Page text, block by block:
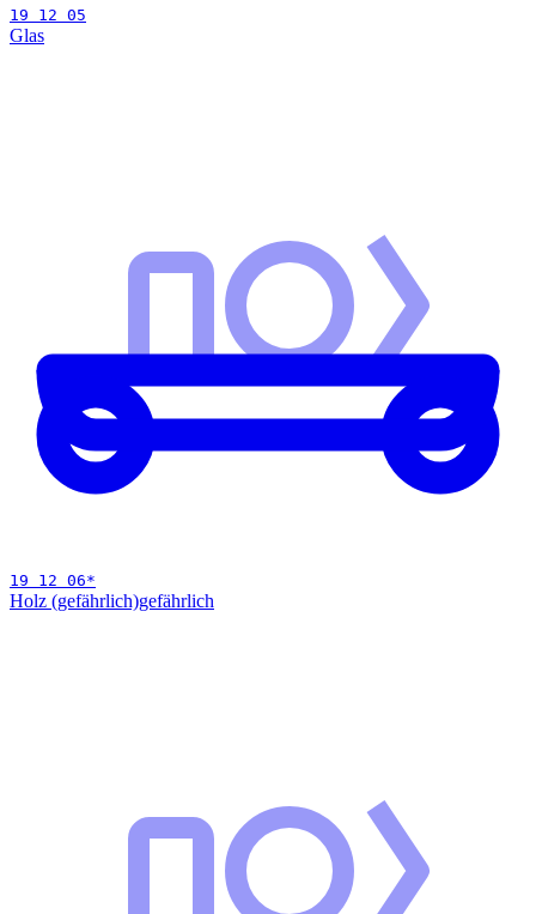
19 12 05
Glas
19 12 06*
Holz (gefährlich)gefährlich